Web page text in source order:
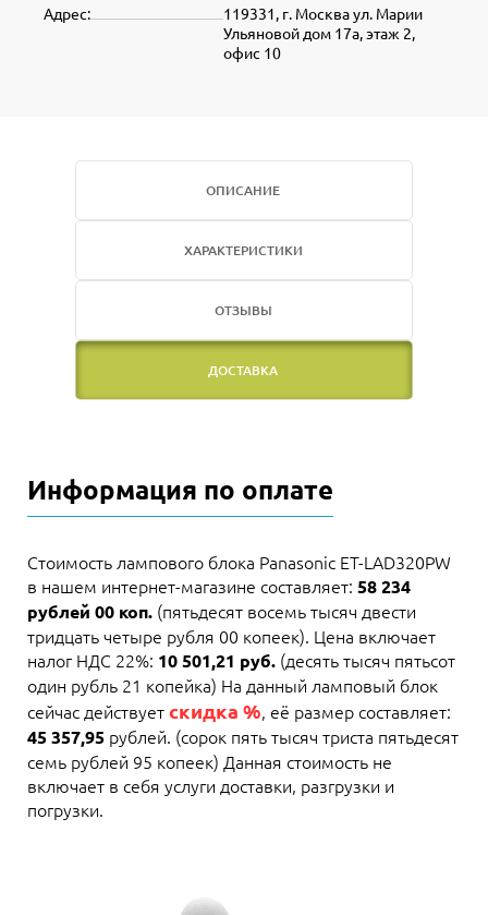
119331, г. Москва ул. Марии
Ульяновой дом 17а, этаж 2,
офис 10
Адрес:
ОПИСАНИЕ
ХАРАКТЕРИСТИКИ
ОТЗЫВЫ
ДОСТАВКА
Информация по оплате
Стоимость лампового блока Panasonic ET-LAD320PW
в нашем интернет-магазине составляет: 58 234
рублей 00 коп. (пятьдесят восемь тысяч двести
тридцать четыре рубля 00 копеек). Цена включает
налог НДС 22%: 10 501,21 руб. (десять тысяч пятьсот
один рубль 21 копейка) На данный ламповый блок
сейчас действуетскидка %, её размер составляет:
45 357,95 рублей. (сорок пять тысяч триста пятьдесят
семь рублей 95 копеек) Данная стоимость не
включает в себя услуги доставки, разгрузки и
погрузки.